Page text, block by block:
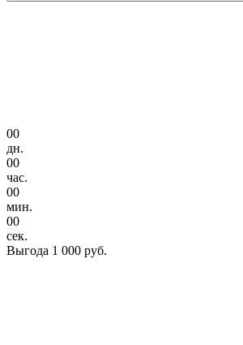
00
дн.
00
час.
00
мин.
00
сек.
Выгода 1 000 руб.